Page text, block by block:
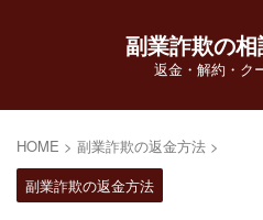
副業詐欺の
返金・解約・ク
HOME > 副業詐欺の返金方法 >
副業詐欺の返金方法